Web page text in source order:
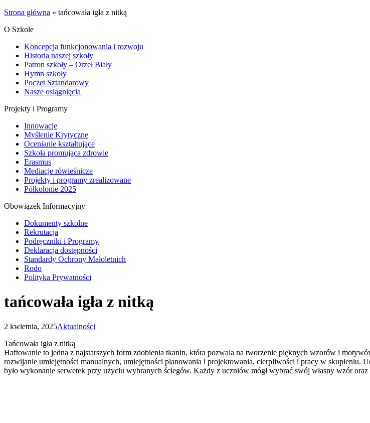
Strona główna » tańcowała igła z nitką
O Szkole
Koncepcja funkcjonowania i rozwoju
Historia naszej szkoły
Patron szkoły – Orzeł Biały
Hymn szkoły
Poczet Sztandarowy
Nasze osiągnięcia
Projekty i Programy
Innowacje
Myślenie Krytyczne
Ocenianie kształtujące
Szkoła promująca zdrowie
Erasmus
Mediacje rówieśnicze
Projekty i programy zrealizowane
Półkolonie 2025
Obowiązek Informacyjny
Dokumenty szkolne
Rekrutacja
Podręczniki i Programy
Deklaracja dostępności
Standardy Ochrony Małoletnich
Rodo
Polityka Prywatności
tańcowała igła z nitką
2 kwietnia, 2025Aktualności
Tańcowała igła z nitką
Haftowanie to jedna z najstarszych form zdobienia tkanin, która pozwala na tworzenie pięknych wzorów i
rozwijanie umiejętności manualnych, umiejętności planowania i projektowania, cierpliwości i pracy w skupieniu.
było wykonanie serwetek przy użyciu wybranych ściegów. Każdy z uczniów mógł wybrać swój własny wzór